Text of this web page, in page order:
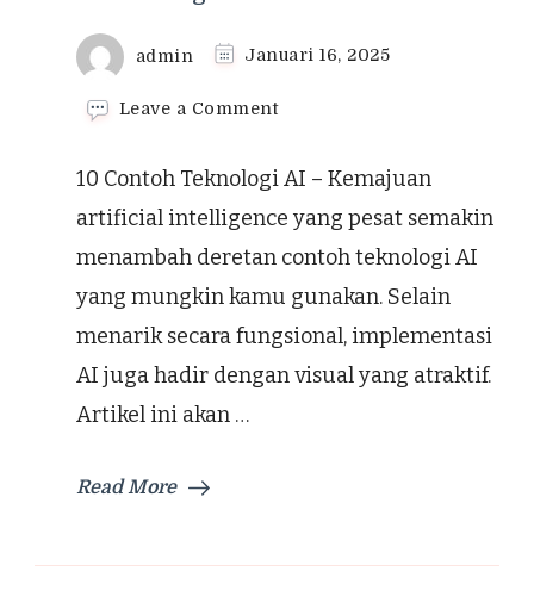
admin Januari 16, 2025
Leave a Commenton
Teknologi
yang
Umum
Sehari-
hari
10 Contoh Teknologi AI – Kemajuan
artificial intelligence yang pesat semakin
menambah deretan contoh teknologi AI
yang mungkin kamu gunakan. Selain
menarik secara fungsional, implementasi
AI juga hadir dengan visual yang atraktif.
Artikel ini akan …
Read More